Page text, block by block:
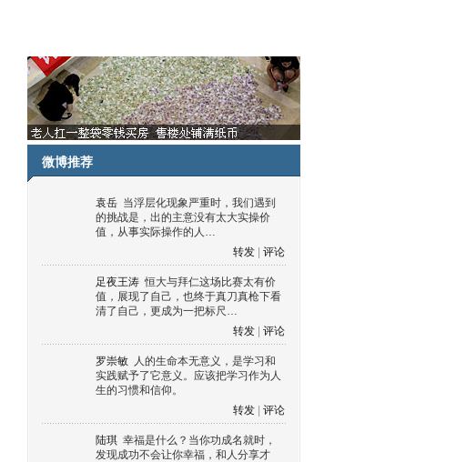
微博推荐
袁岳 当浮层化现象严重时，我们遇到
的挑战是，出的主意没有太大实操价
值，从事实际操作的人…
转发
评论
足夜王涛 恒大与拜仁这场比赛太有价
值，展现了自己，也终于真刀真枪下看
清了自己，更成为一把标尺…
转发
评论
罗崇敏 人的生命本无意义，是学习和
实践赋予了它意义。应该把学习作为人
生的习惯和信仰。
转发
评论
陆琪 幸福是什么？当你功成名就时，
发现成功不会让你幸福，和人分享才